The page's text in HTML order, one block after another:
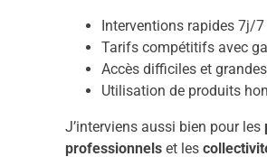
Interventions rapides 7j/7
Tarifs compétitifs avec
Accès difficiles et
Utilisation de produits
J’interviens aussi bien pour les
professionnelset les